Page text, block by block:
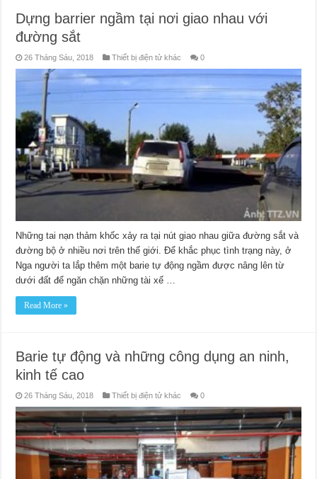
Dựng barrier ngầm tại nơi giao nhau với
đường sắt
26 Tháng Sáu, 2018 Thiết bị điện tử khác 0
Những tai nạn thảm khốc xảy ra tại nút giao nhau giữa đường sắt và
đường bộ ở nhiều nơi trên thế giới. Để khắc phục tình trạng này, ở
Nga người ta lắp thêm một barie tự động ngầm được nâng lên từ
dưới đất để ngăn chặn những tài xế …
Read More »
Barie tự động và những công dụng an ninh,
kinh tế cao
26 Tháng Sáu, 2018 Thiết bị điện tử khác 0